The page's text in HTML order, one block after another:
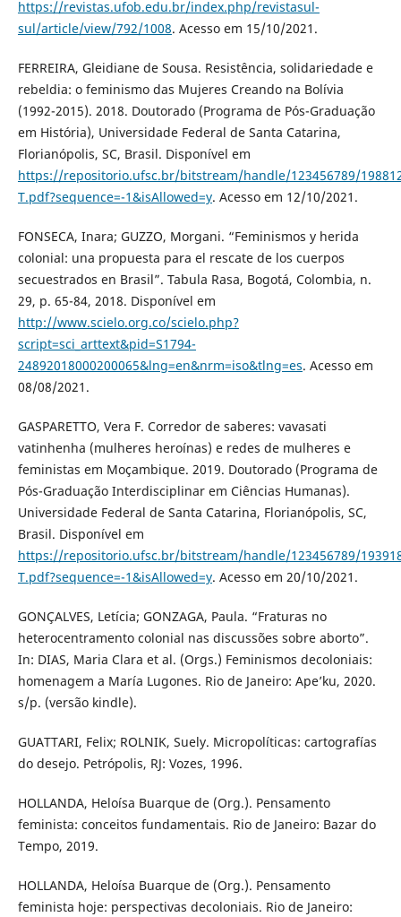
https://revistas.ufob.edu.br/index.php/revistasul-
sul/article/view/792/1008. Acesso em 15/10/2021.
FERREIRA, Gleidiane de Sousa. Resistência, solidariedade e
rebeldia: o feminismo das Mujeres Creando na Bolívia
(1992-2015). 2018. Doutorado (Programa de Pós-Graduação
em História), Universidade Federal de Santa Catarina,
Florianópolis, SC, Brasil. Disponível em
https://repositorio.ufsc.br/bitstream/handle/123456789/
T.pdf?sequence=-1&isAllowed=y. Acesso em 12/10/2021.
FONSECA, Inara; GUZZO, Morgani. “Feminismos y herida
colonial: una propuesta para el rescate de los cuerpos
secuestrados en Brasil”. Tabula Rasa, Bogotá, Colombia, n.
29, p. 65-84, 2018. Disponível em
http://www.scielo.org.co/scielo.php?
script=sci_arttext&pid=S1794-
24892018000200065&lng=en&nrm=iso&tlng=es. Acesso em
08/08/2021.
GASPARETTO, Vera F. Corredor de saberes: vavasati
vatinhenha (mulheres heroínas) e redes de mulheres e
feministas em Moçambique. 2019. Doutorado (Programa de
Pós-Graduação Interdisciplinar em Ciências Humanas).
Universidade Federal de Santa Catarina, Florianópolis, SC,
Brasil. Disponível em
https://repositorio.ufsc.br/bitstream/handle/123456789/
T.pdf?sequence=-1&isAllowed=y. Acesso em 20/10/2021.
GONÇALVES, Letícia; GONZAGA, Paula. “Fraturas no
heterocentramento colonial nas discussões sobre aborto”.
In: DIAS, Maria Clara et al. (Orgs.) Feminismos decoloniais:
homenagem a María Lugones. Rio de Janeiro: Ape’ku, 2020.
s/p. (versão kindle).
GUATTARI, Felix; ROLNIK, Suely. Micropolíticas: cartografías
do desejo. Petrópolis, RJ: Vozes, 1996.
HOLLANDA, Heloísa Buarque de (Org.). Pensamento
feminista: conceitos fundamentais. Rio de Janeiro: Bazar do
Tempo, 2019.
HOLLANDA, Heloísa Buarque de (Org.). Pensamento
feminista hoje: perspectivas decoloniais. Rio de Janeiro: